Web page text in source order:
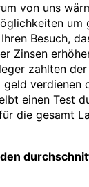
von uns
um
Besuch,
Zinsen
zahlten
geld verdienen
einen Test
die gesamt